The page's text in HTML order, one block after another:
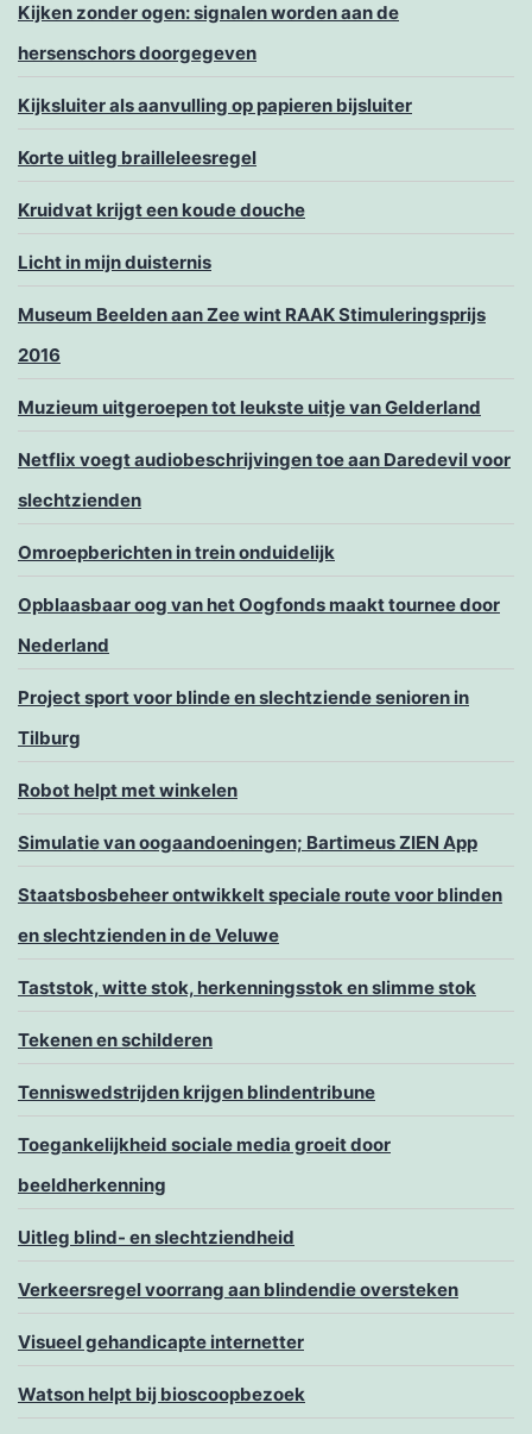
Kijken zonder ogen: signalen worden aan de
hersenschors doorgegeven
Kijksluiter als aanvulling op papieren bijsluiter
Korte uitleg brailleleesregel
Kruidvat krijgt een koude douche
Licht in mijn duisternis
Museum Beelden aan Zee wint RAAK Stimuleringsprijs
2016
Muzieum uitgeroepen tot leukste uitje van Gelderland
Netflix voegt audiobeschrijvingen toe aan Daredevil voor
slechtzienden
Omroepberichten in trein onduidelijk
Opblaasbaar oog van het Oogfonds maakt tournee door
Nederland
Project sport voor blinde en slechtziende senioren in
Tilburg
Robot helpt met winkelen
Simulatie van oogaandoeningen; Bartimeus ZIEN App
Staatsbosbeheer ontwikkelt speciale route voor blinden
en slechtzienden in de Veluwe
Taststok, witte stok, herkenningsstok en slimme stok
Tekenen en schilderen
Tenniswedstrijden krijgen blindentribune
Toegankelijkheid sociale media groeit door
beeldherkenning
Uitleg blind- en slechtziendheid
Verkeersregel voorrang aan blindendie oversteken
Visueel gehandicapte internetter
Watson helpt bij bioscoopbezoek